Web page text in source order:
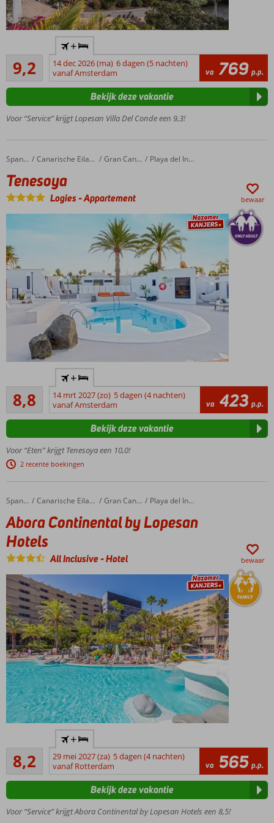
Kwaliteit,
luxe…
one of a
kind
centraal
gelegen
Luxe
Spa
Center
Ook als
Halfpension
mogelijk
Ruime
9,2Uitstekend
69
beoordelingen
+
14 dec 2026 (ma) 6 dagen (5 nachten)
vanaf Amsterdam
va 769 p.p.
Voor “Service” krijgt Lopesan Villa Del Conde een 9,3!
Bekijk deze vakantie
Home Spanje Canarische Eilanden Gran Canaria Playa del Ingles
Tenesoya
Tenesoya
Logies-Appartement bewaar
Only Adult
accommodatie;
min. leeftijd is
18 jaar
Kleinschalig
Op
loopafstand
strand
Gelegen
del
Ingles
Ontspannen
aan het
zwembad
8,8
Aanrader
130
beoordelingen
+
14 mrt 2027 (zo) 5 dagen (4 nachten)
vanaf Amsterdam
va 423 p.p.
Voor “Eten” krijgt Tenesoya een 10,0!
2 recente boekingen
Bekijk deze vakantie
Home Spanje Canarische Eilanden Gran Canaria Playa del Ingles
Abora Continental by Lopesan Hotels
Abora Continental by Lopesan
Hotels
All Inclusive-Hotel bewaar
hotel in het
hart van
Playa del
Ingles, op
van het
strand
8,2Zeer goed
517
beoordelingen
+
29 mei 2027 (za) 5 dagen (4 nachten)
vanaf Rotterdam
va 565 p.p.
Voor “Service” krijgt Abora Continental by Lopesan Hotels een 8,5!
Bekijk deze vakantie